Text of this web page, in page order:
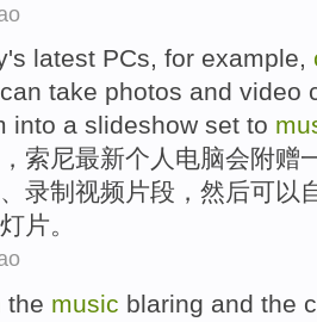
latest PCs, for example,
can take photos and video
into a slideshow set to
， 索尼最新个人 电脑会附赠
、录制 视频 片段 ， 然后可以
片。
the music blaring and the